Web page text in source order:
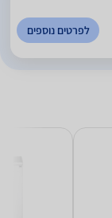
לפרטים נוספים